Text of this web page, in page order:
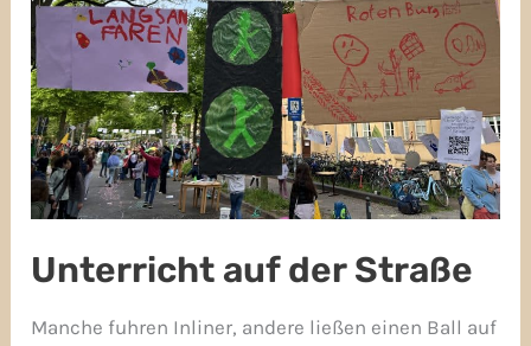
Unterricht auf der Straße
Manche fuhren Inliner, andere ließen einen Ball auf